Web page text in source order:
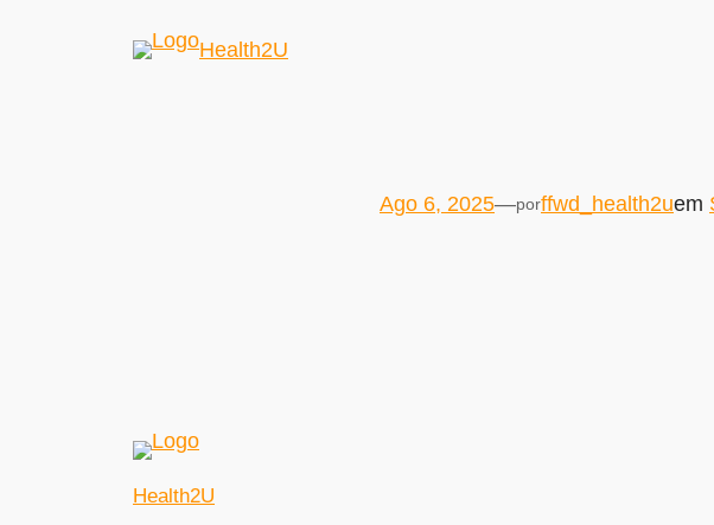
Health2U
Ago 6, 2025—porffwd_health2uem
Health2U